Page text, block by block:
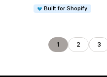
Built for Shopify
1 2 3